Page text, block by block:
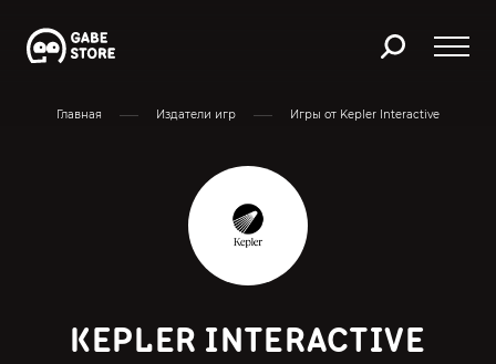
Главная Издатели игр Игры от Kepler Interactive
KEPLER INTERACTIVE